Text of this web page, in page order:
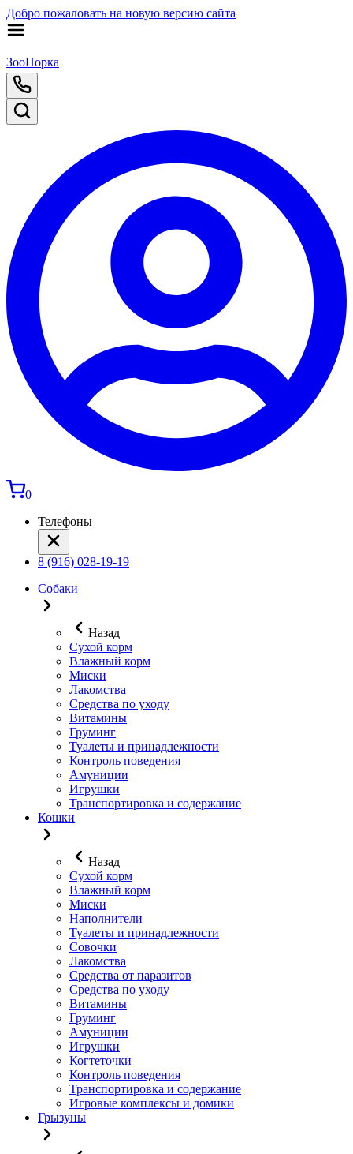
Добро пожаловать на новую версию сайта
ЗооНорка
0
Телефоны
8 (916) 028-19-19
Собаки
Назад
Сухой корм
Влажный корм
Миски
Лакомства
Средства по уходу
Витамины
Груминг
Туалеты и принадлежности
Контроль поведения
Амуниции
Игрушки
Транспортировка и содержание
Кошки
Назад
Сухой корм
Влажный корм
Миски
Наполнители
Туалеты и принадлежности
Совочки
Лакомства
Средства от паразитов
Средства по уходу
Витамины
Груминг
Амуниции
Игрушки
Когтеточки
Контроль поведения
Транспортировка и содержание
Игровые комплексы и домики
Грызуны